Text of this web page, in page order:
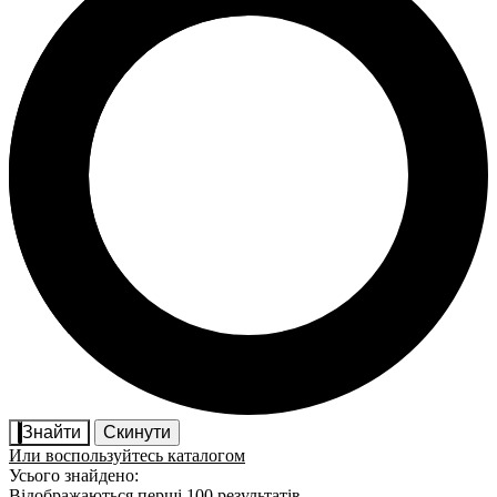
Знайти
Скинути
Или воспользуйтесь каталогом
Усього знайдено: